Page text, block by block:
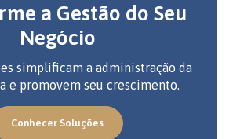
a Gestão do Seu
Negócio
simplificam a administração da
e promovem seu crescimento.
Conhecer Soluções